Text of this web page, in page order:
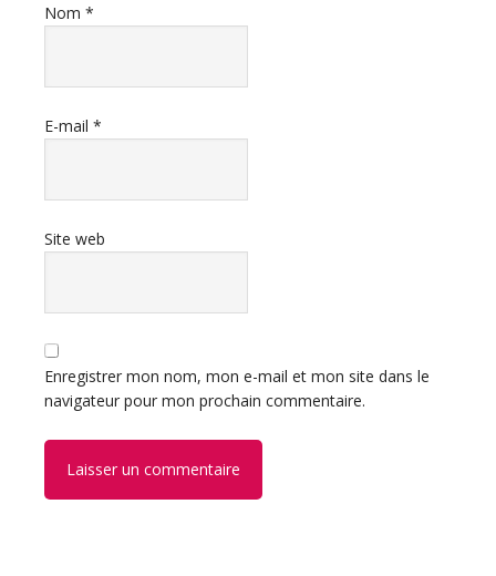
Nom *
E-mail *
Site web
Enregistrer mon nom, mon e-mail et mon site dans le
navigateur pour mon prochain commentaire.